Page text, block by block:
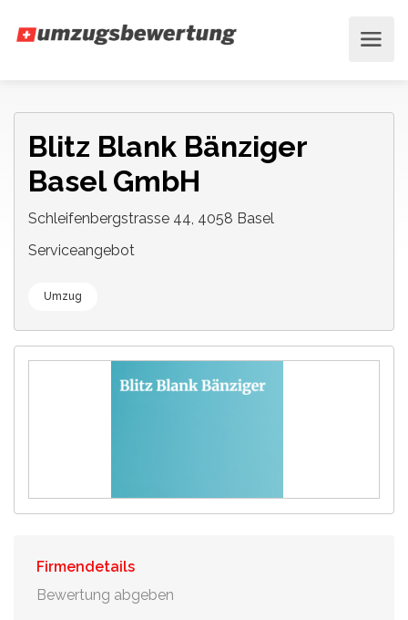
Blitz Blank Bänziger
Basel GmbH
Schleifenbergstrasse 44, 4058 Basel
Serviceangebot
Umzug
Firmendetails
Bewertung abgeben